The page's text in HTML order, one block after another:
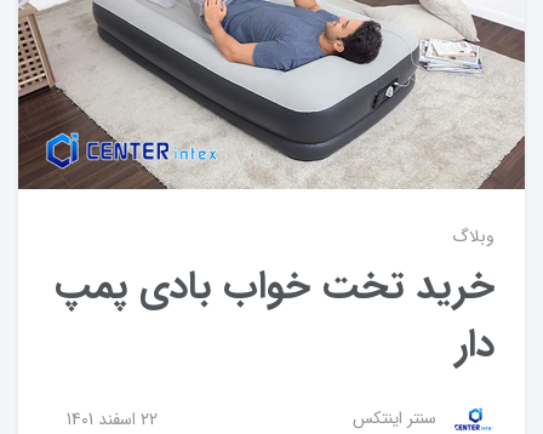
وبلاگ
خرید تخت خواب بادی پمپ
دار
سنتر اینتکس 22 اسفند 1401